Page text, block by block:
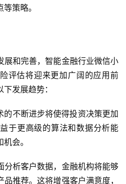
策略。
展和完善，智能金融行业微信小
评估将迎来更加广阔的应用前
发展趋势：
的不断进步将使得投资决策更加
于更高级的算法和数据分析能
会。
分析客户数据，金融机构将能够
推荐。这将增强客户满意度，